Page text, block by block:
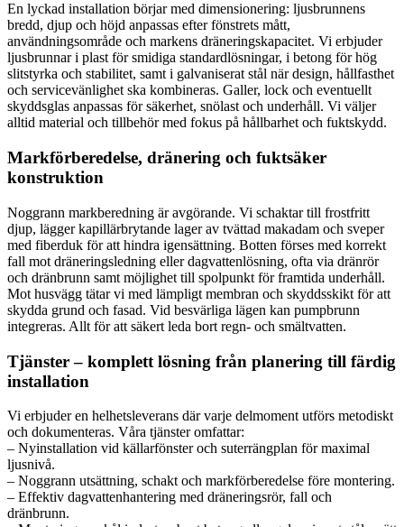
En lyckad installation börjar med dimensionering: ljusbrunnens
bredd, djup och höjd anpassas efter fönstrets mått,
användningsområde och markens dräneringskapacitet. Vi erbjuder
ljusbrunnar i plast för smidiga standardlösningar, i betong för hög
slitstyrka och stabilitet, samt i galvaniserat stål när design, hållfasthet
och servicevänlighet ska kombineras. Galler, lock och eventuellt
skyddsglas anpassas för säkerhet, snölast och underhåll. Vi väljer
alltid material och tillbehör med fokus på hållbarhet och fuktskydd.
Markförberedelse, dränering och fuktsäker
konstruktion
Noggrann markberedning är avgörande. Vi schaktar till frostfritt
djup, lägger kapillärbrytande lager av tvättad makadam och sveper
med fiberduk för att hindra igensättning. Botten förses med korrekt
fall mot dräneringsledning eller dagvattenlösning, ofta via dränrör
och dränbrunn samt möjlighet till spolpunkt för framtida underhåll.
Mot husvägg tätar vi med lämpligt membran och skyddsskikt för att
skydda grund och fasad. Vid besvärliga lägen kan pumpbrunn
integreras. Allt för att säkert leda bort regn- och smältvatten.
Tjänster – komplett lösning från planering till färdig
installation
Vi erbjuder en helhetsleverans där varje delmoment utförs metodiskt
och dokumenteras. Våra tjänster omfattar:
– Nyinstallation vid källarfönster och suterrängplan för maximal
ljusnivå.
– Noggrann utsättning, schakt och markförberedelse före montering.
– Effektiv dagvattenhantering med dräneringsrör, fall och
dränbrunn.